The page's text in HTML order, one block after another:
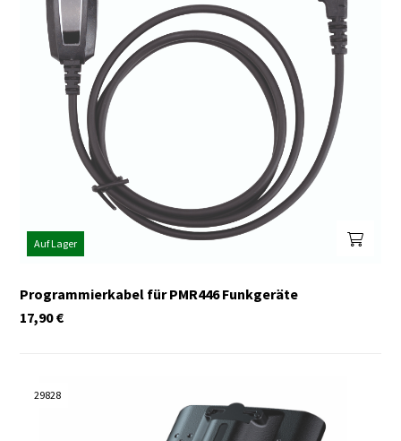
Auf Lager
Programmierkabel für PMR446 Funkgeräte
€
17,90
29828